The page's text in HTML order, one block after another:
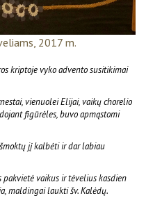
2017 m.
kriptoje vyko advento susitikimai
vienuolei Elijai, vaikų chorelio
figūrėles, buvo apmąstomi
jį kalbėti ir dar labiau
vaikus ir tėvelius kasdien
maldingai laukti šv. Kalėdų.